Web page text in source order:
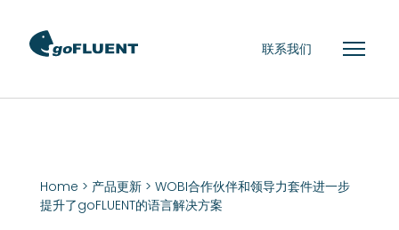
联系我们
Home >产品更新 > WOBI合作伙伴和领导力套件进一步
提升了goFLUENT的语言解决方案